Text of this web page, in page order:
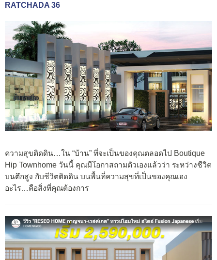
RATCHADA 36
ความสุขติดดิน…ใน “บ้าน” ที่จะเป็นของคุณตลอดไป Boutique
Hip Townhome วันนี้ คุณมีโอกาสถามตัวเองแล้วว่า ระหว่างชีวิต
บนตึกสูง กับชีวิตติดดิน บนพื้นที่ความสุขที่เป็นของคุณเอง
อะไร…คือสิ่งที่คุณต้องการ